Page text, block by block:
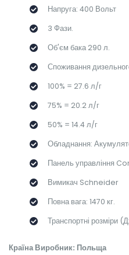
Напруга: 400 Вольт
3 Фази.
Об'єм бака 290 л.
Споживання
100% = 27.6 л/г
75% = 20.2 л/г
50% = 14.4 л/г
Обладнання:
Панель управління
Вимикач Schneider
Повна вага: 1470 кг.
Транспортні розміри
Країна Виробник: Польща